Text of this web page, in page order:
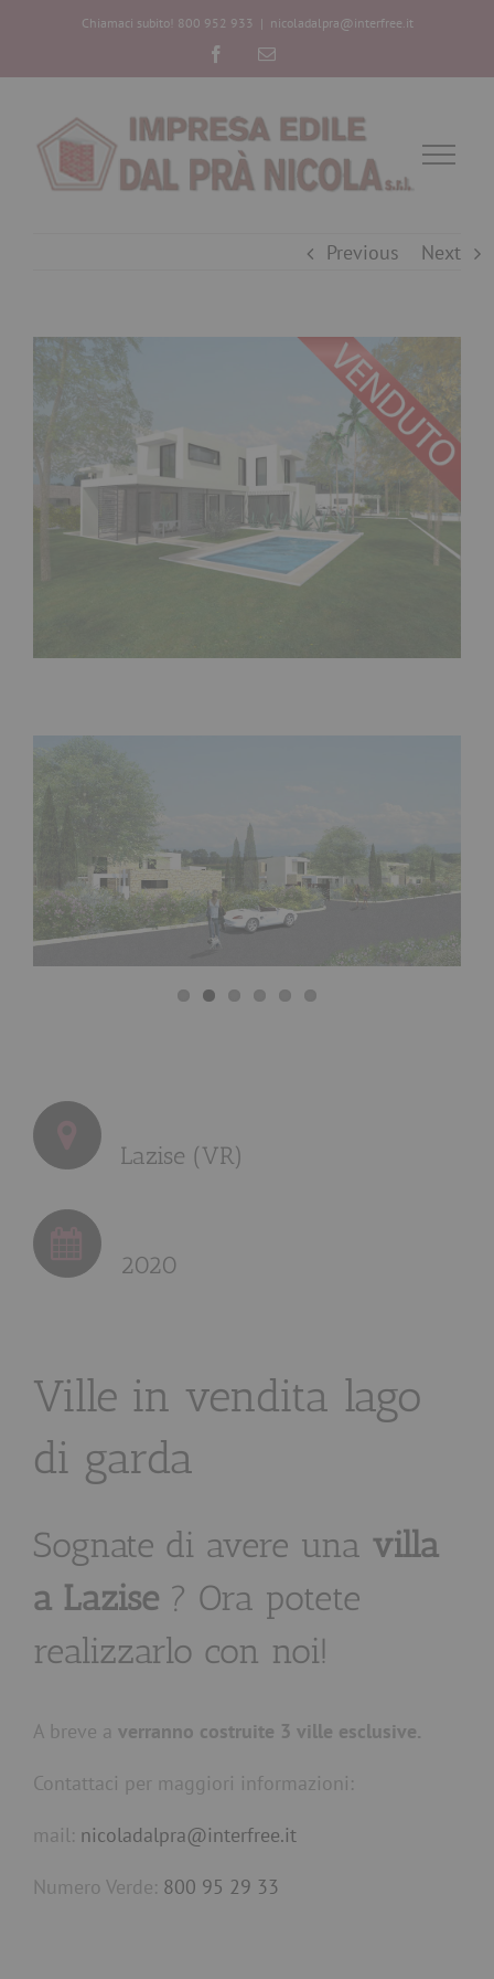
Chiamaci subito! 800 952 933 | nicoladalpra@interfree.it
FacebookEmail
Previous Next
Lazise (VR)
2020
Ville in vendita lago
di garda
Sognate di avere una villa
a Lazise ? Ora potete
realizzarlo con noi!
A breve a verranno costruite 3 ville esclusive.
Contattaci per maggiori informazioni:
mail: nicoladalpra@interfree.it
Numero Verde: 800 95 29 33